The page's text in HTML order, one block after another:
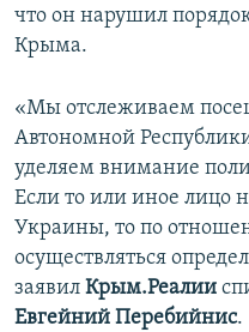
что он нарушил
Крыма.
«Мы отслеживаем
Автономной
уделяем внимание
Если то или иное лицо
Украины, то по
осуществляться
заявил Крым.Реалии
Евгейний Перебийнис.